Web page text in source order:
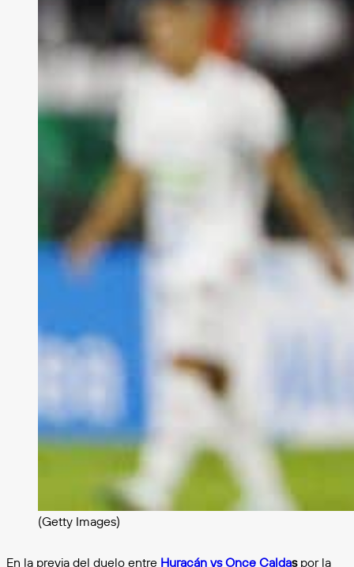
(Getty Images)
En la previa del duelo entre Huracán vs Once Caldaspor la